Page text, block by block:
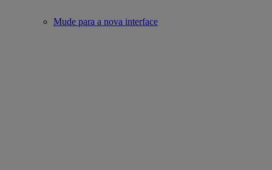
Mude para a nova interface